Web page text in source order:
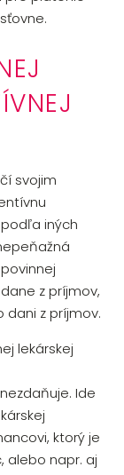
svojim
iných
z príjmov,
dani z príjmov.
lekárskej
Ide
ktorý je
alebo napr. aj